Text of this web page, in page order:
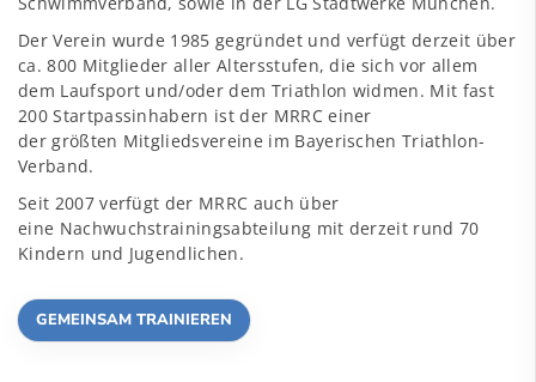
Der Verein wurde 1985 gegründet und verfügt derzeit über
ca. 800 Mitglieder aller Altersstufen, die sich vor allem
dem Laufsport und/oder dem Triathlon widmen. Mit fast
200 Startpassinhabern ist der MRRC einer
der größten Mitgliedsvereine im Bayerischen Triathlon-
Verband.
Seit 2007 verfügt der MRRC auch über
eine Nachwuchstrainingsabteilung mit derzeit rund 70
Kindern und Jugendlichen.
GEMEINSAM TRAINIEREN